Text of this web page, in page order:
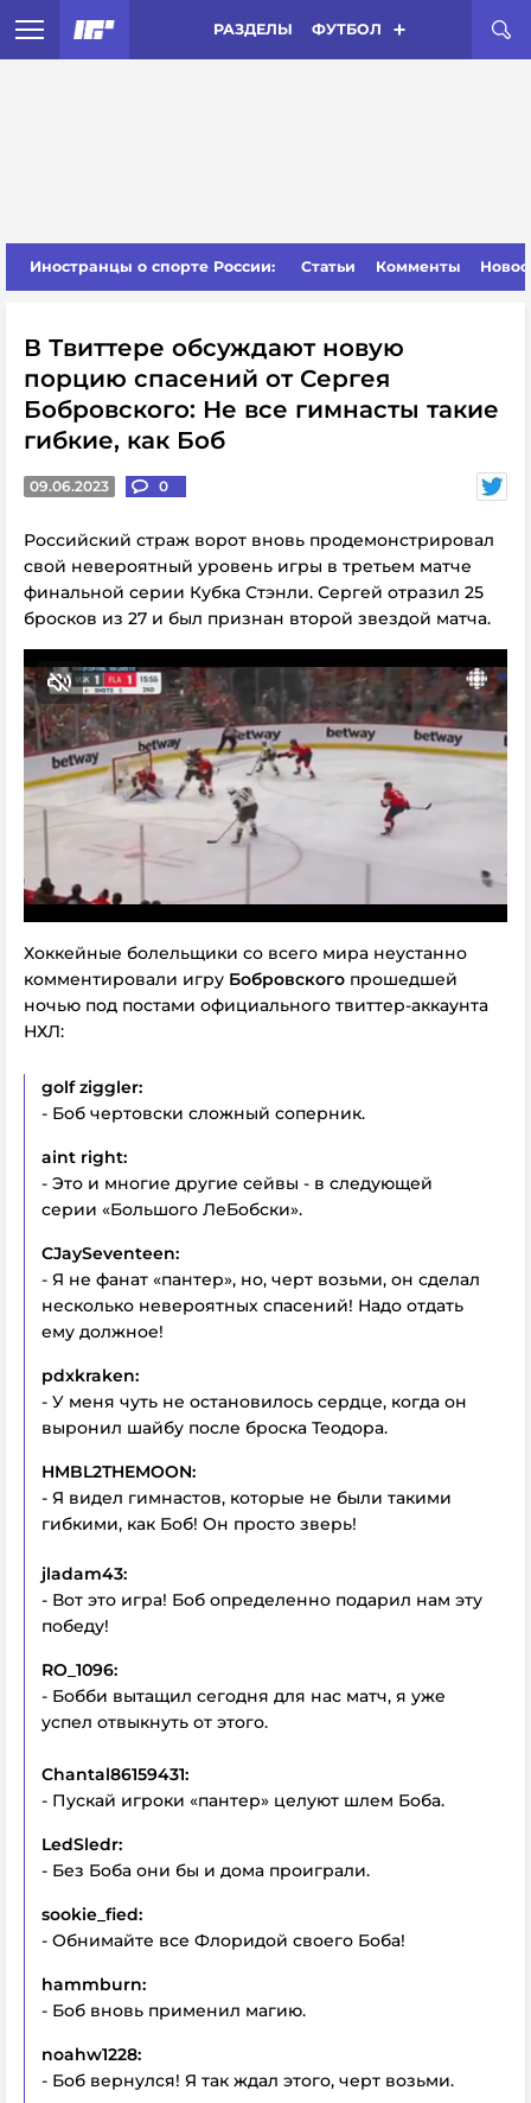
РАЗДЕЛЫ ФУТБОЛ
Иностранцы о спорте России: Статьи Комменты
В Твиттере обсуждают новую
порцию спасений от Сергея
Бобровского: Не все гимнасты такие
гибкие, как Боб
09.06.2023 0
Российский страж ворот вновь продемонстрировал
свой невероятный уровень игры в третьем матче
финальной серии Кубка Стэнли. Сергей отразил 25
бросков из 27 и был признан второй звездой матча.
Хоккейные болельщики со всего мира неустанно
комментировали игру Бобровского прошедшей
ночью под постами официального твиттер-аккаунта
НХЛ:
golf ziggler:
- Боб чертовски сложный соперник.
aint right:
- Это и многие другие сейвы - в следующей
серии «Большого ЛеБобски».
CJaySeventeen:
- Я не фанат «пантер», но, черт возьми, он сделал
несколько невероятных спасений! Надо отдать
ему должное!
pdxkraken:
- У меня чуть не остановилось сердце, когда он
выронил шайбу после броска Теодора.
HMBL2THEMOON:
- Я видел гимнастов, которые не были такими
гибкими, как Боб! Он просто зверь!
jladam43:
- Вот это игра! Боб определенно подарил нам эту
победу!
RO_1096:
- Бобби вытащил сегодня для нас матч, я уже
успел отвыкнуть от этого.
Chantal86159431:
- Пускай игроки «пантер» целуют шлем Боба.
LedSledr:
- Без Боба они бы и дома проиграли.
sookie_fied:
- Обнимайте все Флоридой своего Боба!
hammburn:
- Боб вновь применил магию.
noahw1228:
- Боб вернулся! Я так ждал этого, черт возьми.